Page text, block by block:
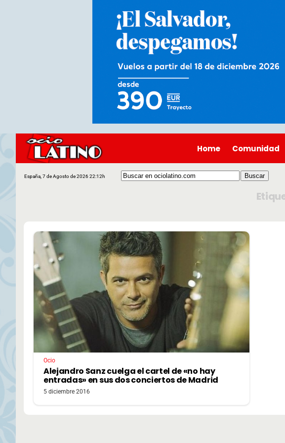
Home Comunidad
España, 7 de Agosto de 2026 22:12h
Ocio
Alejandro Sanz cuelga el cartel de «no hay
entradas» en sus dos conciertos de Madrid
5 diciembre 2016